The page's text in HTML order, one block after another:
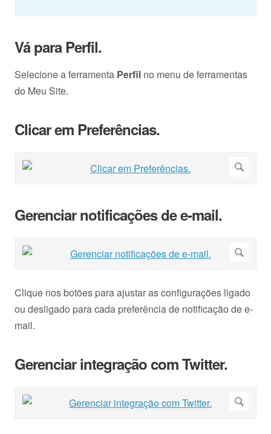
Vá para Perfil.
Selecione a ferramenta Perfil no menu de ferramentas
do Meu Site.
Clicar em Preferências.
Gerenciar notificações de e-mail.
Clique nos botões para ajustar as configurações ligado
ou desligado para cada preferência de notificação de e-
mail.
Gerenciar integração com Twitter.